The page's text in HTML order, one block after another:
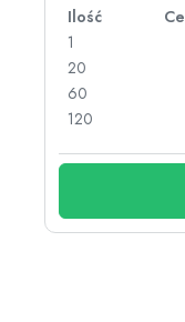
Ilość
1
20
60
120